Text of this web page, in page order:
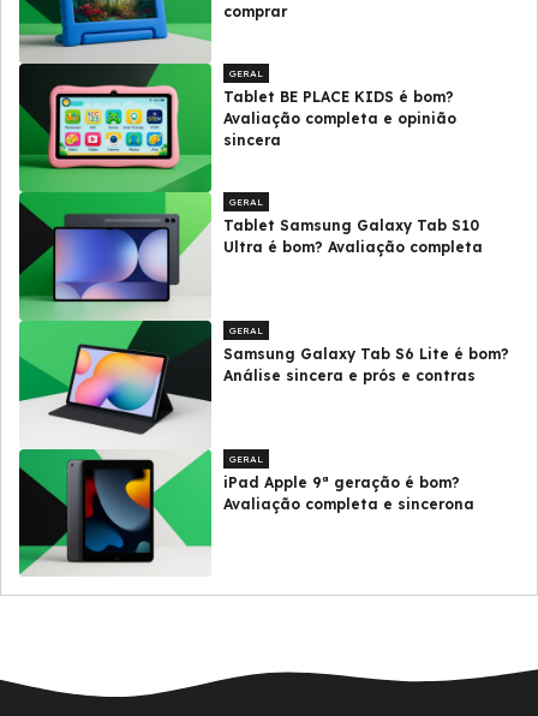
comprar
GERAL
Tablet BE PLACE KIDS é bom?
Avaliação completa e opinião
sincera
GERAL
Tablet Samsung Galaxy Tab S10
Ultra é bom? Avaliação completa
GERAL
Samsung Galaxy Tab S6 Lite é bom?
Análise sincera e prós e contras
GERAL
iPad Apple 9ª geração é bom?
Avaliação completa e sincerona